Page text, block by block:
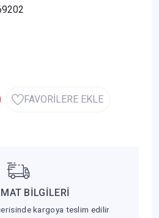
FAVORİLERE EKLE
BİLGİLERİ
kargoya teslim edilir